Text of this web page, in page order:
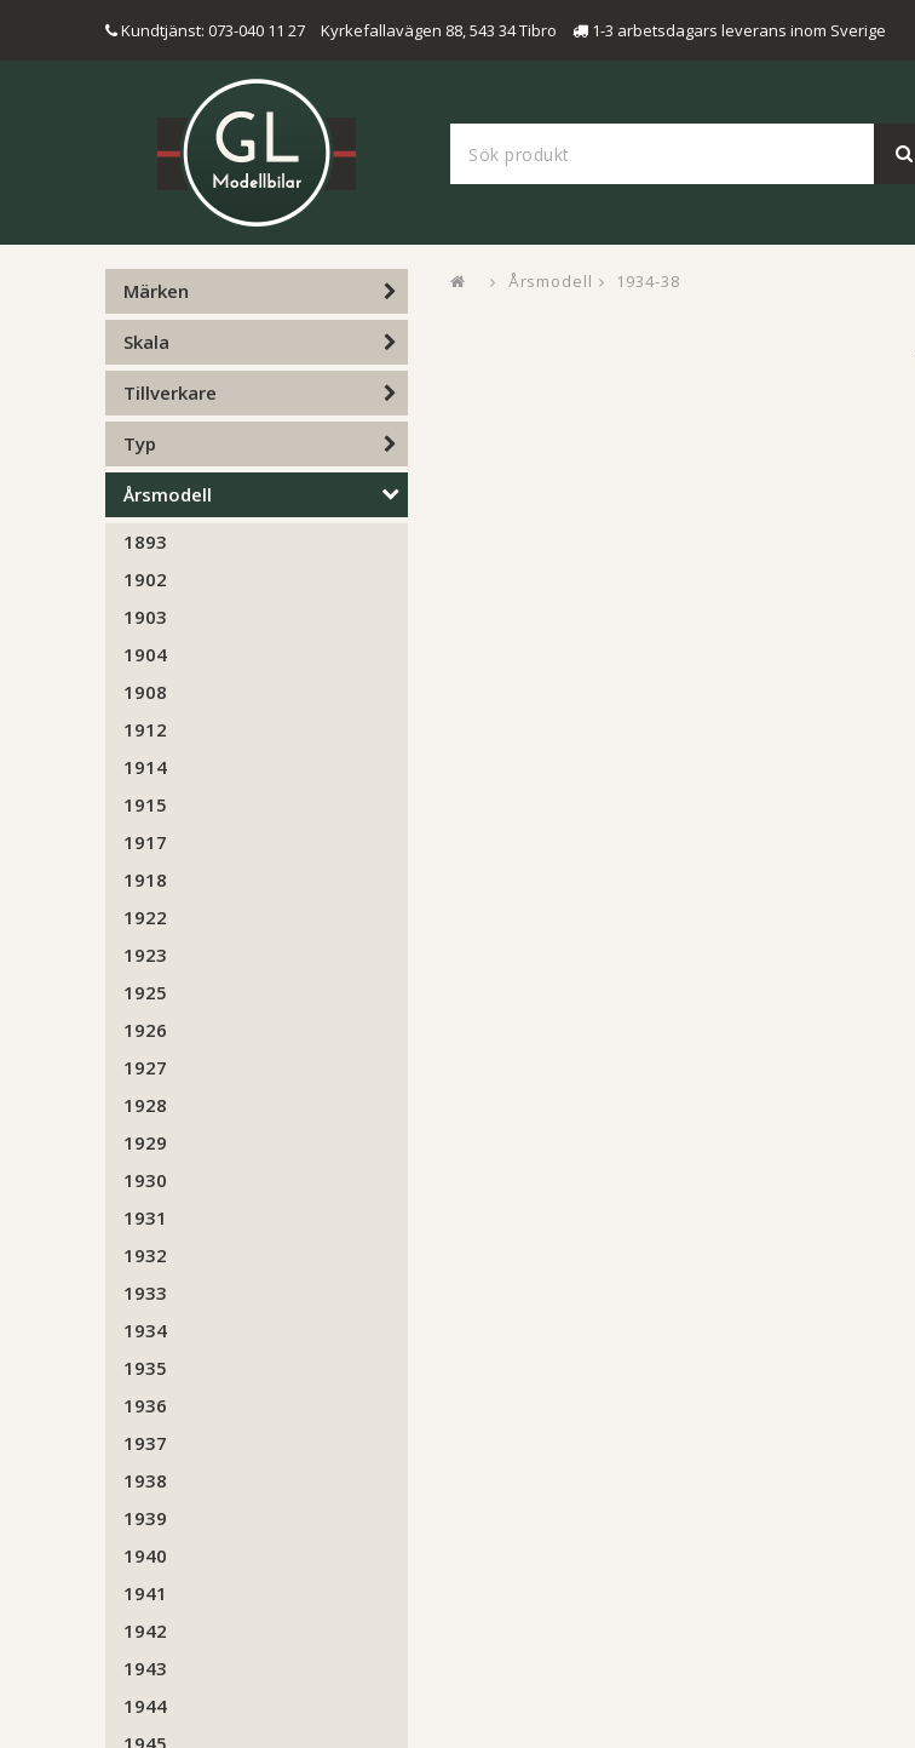
Kundtjänst: 073-040 11 27 Kyrkefallavägen 88, 543 34 Tibro 1-3 arbetsdagars leverans inom Sverige
Märken
Skala
Tillverkare
Typ
Årsmodell
1893
1902
1903
1904
1908
1912
1914
1915
1917
1918
1922
1923
1925
1926
1927
1928
1929
1930
1931
1932
1933
1934
1935
1936
1937
1938
1939
1940
1941
1942
1943
1944
1945
Årsmodell 1934-38